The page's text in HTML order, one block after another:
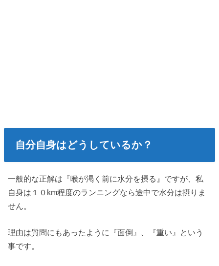
自分自身はどうしているか？
一般的な正解は『喉が渇く前に水分を摂る』ですが、私
自身は１０km程度のランニングなら途中で水分は摂りま
せん。
理由は質問にもあったように『面倒』、『重い』という
事です。